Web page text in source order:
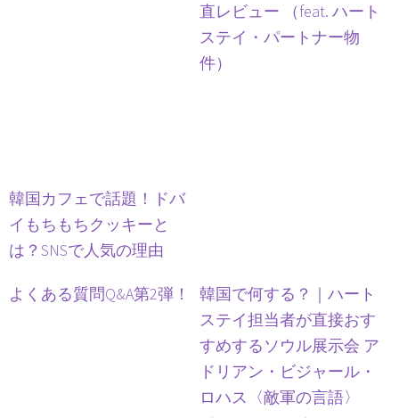
韓国カフェで話題！ドバ
イもちもちクッキーと
は？SNSで人気の理由
直レビュー （feat. ハート
ステイ・パートナー物
件）
よくある質問Q&A第2弾！
韓国で何する？｜ハート
ステイ担当者が直接おす
すめするソウル展示会 ア
ドリアン・ビジャール・
ロハス〈敵軍の言語〉